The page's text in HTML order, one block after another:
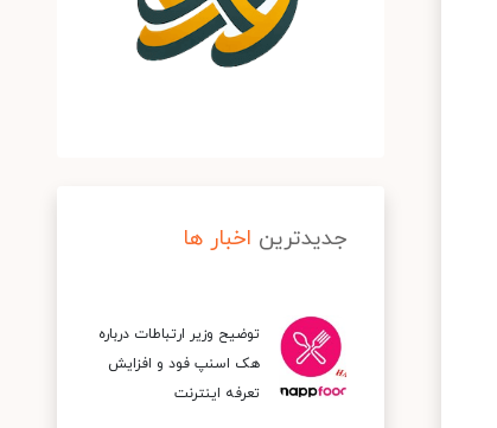
جدیدترین اخبار ها
توضیح وزیر ارتباطات درباره
هک اسنپ‌ فود و افزایش
تعرفه اینترنت